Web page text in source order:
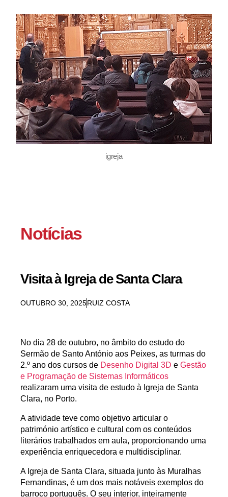
igreja
Notícias
Visita à Igreja de Santa Clara
OUTUBRO 30, 2025RUIZ COSTA
No dia 28 de outubro, no âmbito do estudo do
Sermão de Santo António aos Peixes, as turmas do
2.º ano dos cursos de Desenho Digital 3D e Gestão
e Programação de Sistemas Informáticos
realizaram uma visita de estudo à Igreja de Santa
Clara, no Porto.
A atividade teve como objetivo articular o
património artístico e cultural com os conteúdos
literários trabalhados em aula, proporcionando uma
experiência enriquecedora e multidisciplinar.
A Igreja de Santa Clara, situada junto às Muralhas
Fernandinas, é um dos mais notáveis exemplos do
barroco português. O seu interior, inteiramente